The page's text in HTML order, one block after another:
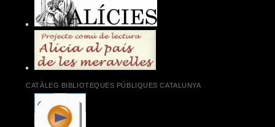
CATÀLEG BIBLIOTEQUES PÚBLIQUES CATALUNYA